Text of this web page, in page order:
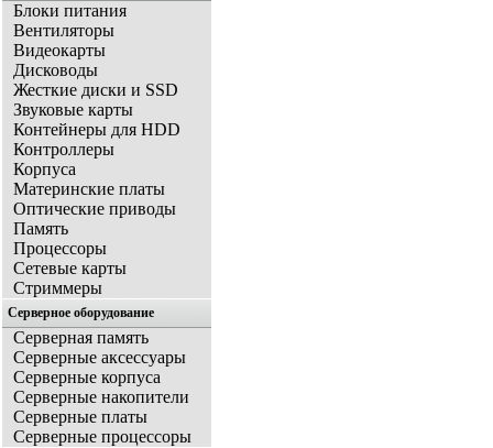
Блоки питания
Вентиляторы
Видеокарты
Дисководы
Жесткие диски и SSD
Звуковые карты
Контейнеры для HDD
Контроллеры
Корпуса
Материнские платы
Оптические приводы
Память
Процессоры
Сетевые карты
Стриммеры
Серверное оборудование
Серверная память
Серверные аксессуары
Серверные корпуса
Серверные накопители
Серверные платы
Серверные процессоры